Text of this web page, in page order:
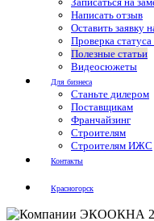
Написать отзыв
Оставить заявку
Проверка статуса
Полезные статьи
Видеосюжеты
Для бизнеса
Станьте дилером
Поставщикам
Франчайзинг
Строителям
Строителям ИЖС
Контакты
Красногорск